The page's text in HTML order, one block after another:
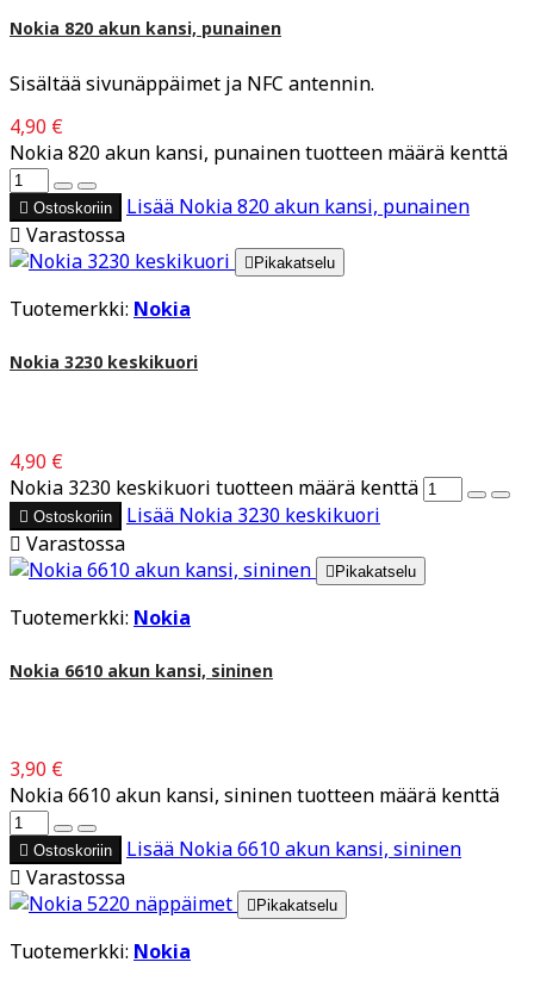
Nokia 820 akun kansi, punainen
Sisältää sivunäppäimet ja NFC antennin.
4,90 €
Nokia 820 akun kansi, punainen tuotteen määrä kenttä
 Ostoskoriin Lisää Nokia 820 akun kansi, punainen
 Varastossa
 Pikakatselu
Tuotemerkki: Nokia
Nokia 3230 keskikuori
4,90 €
Nokia 3230 keskikuori tuotteen määrä kenttä
 Ostoskoriin Lisää Nokia 3230 keskikuori
 Varastossa
 Pikakatselu
Tuotemerkki: Nokia
Nokia 6610 akun kansi, sininen
3,90 €
Nokia 6610 akun kansi, sininen tuotteen määrä kenttä
 Ostoskoriin Lisää Nokia 6610 akun kansi, sininen
 Varastossa
 Pikakatselu
Tuotemerkki: Nokia